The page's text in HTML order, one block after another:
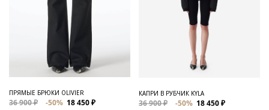
ПРЯМЫЕ БРЮКИ OLIVIER
36 900 ₽ -50% 18 450 ₽
КАПРИ В РУБЧИК KYLA
36 900 ₽ -50% 18 450 ₽